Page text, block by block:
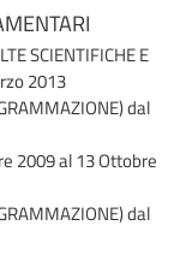
SCIENTIFICHE E
2013
dal
2009 al 13 Ottobre
dal